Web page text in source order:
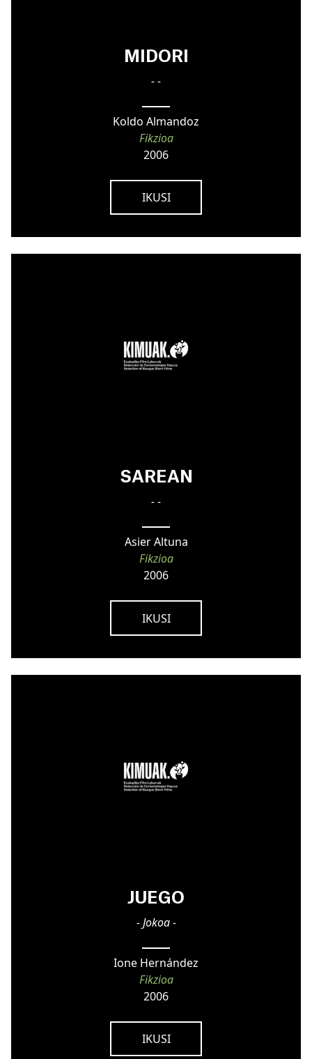
MIDORI
- -
Koldo Almandoz
Fikzioa
2006
IKUSI
SAREAN
- -
Asier Altuna
Fikzioa
2006
IKUSI
JUEGO
- Jokoa -
Ione Hernández
Fikzioa
2006
IKUSI